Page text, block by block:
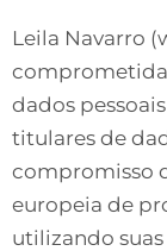
Leila Navarro
dados
titulares de
compromisso
europeia de
utilizando